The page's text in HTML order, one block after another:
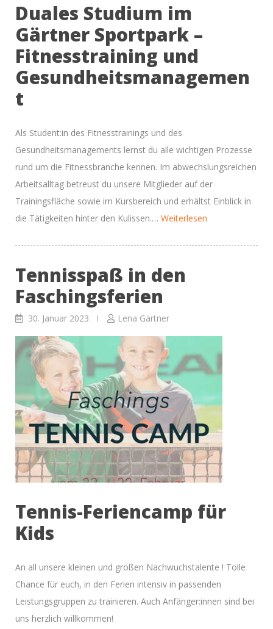
Duales Studium im
Gärtner Sportpark –
Fitnesstraining und
Gesundheitsmanagemen
t
Als Student:in des Fitnesstrainings und des
Gesundheitsmanagements lernst du alle wichtigen Prozesse
rund um die Fitnessbranche kennen. Im abwechslungsreichen
Arbeitsalltag betreust du unsere Mitglieder auf der
Trainingsfläche sowie im Kursbereich und erhältst Einblick in
die Tätigkeiten hinter den Kulissen.… Weiterlesen
Tennisspaß in den
Faschingsferien
30. Januar 2023 Lena Gärtner
Tennis-Feriencamp für
Kids
An all unsere kleinen und großen Nachwuchstalente ! Tolle
Chance für euch, in den Ferien intensiv in passenden
Leistungsgruppen zu trainieren. Auch Anfänger:innen sind bei
uns herzlich willkommen!